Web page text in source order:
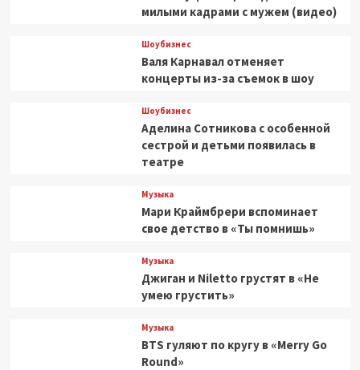
милыми кадрами с мужем (видео)
Шоубизнес
Валя Карнавал отменяет
концерты из-за съемок в шоу
Шоубизнес
Аделина Сотникова с особенной
сестрой и детьми появилась в
театре
Музыка
Мари Краймбрери вспоминает
свое детство в «Ты помнишь»
Музыка
Джиган и Niletto грустят в «Не
умею грустить»
Музыка
BTS гуляют по кругу в «Merry Go
Round»